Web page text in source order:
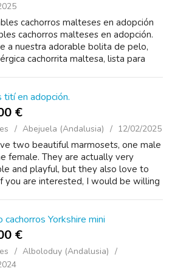
cachorros malteses en adopción
cachorros malteses en adopción.
a nuestra adorable bolita de pelo,
cachorrita maltesa, lista para
tití en adopción.
€
Abejuela (Andalusia) 12/02/2025
two beautiful marmosets, one male
female. They are actually very
and playful, but they also love to
you are interested, I would be willing
cachorros Yorkshire mini
€
Alboloduy (Andalusia)